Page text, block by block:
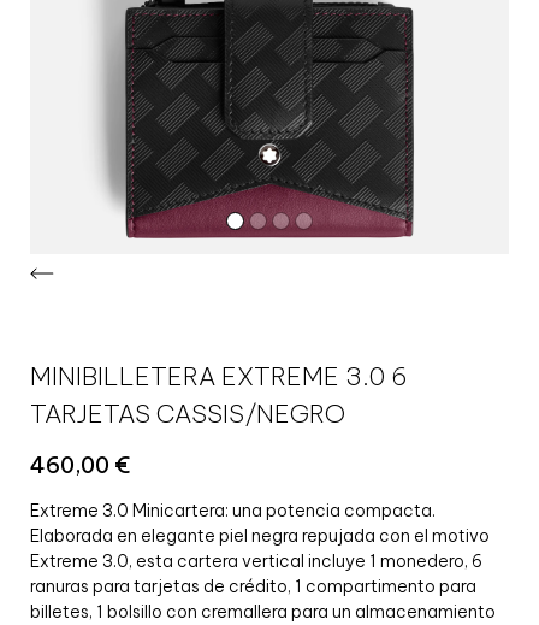
MINIBILLETERA EXTREME 3.0 6
TARJETAS CASSIS/NEGRO
460,00 €
Extreme 3.0 Minicartera: una potencia compacta.
Elaborada en elegante piel negra repujada con el motivo
Extreme 3.0, esta cartera vertical incluye 1 monedero, 6
ranuras para tarjetas de crédito, 1 compartimento para
billetes, 1 bolsillo con cremallera para un almacenamiento